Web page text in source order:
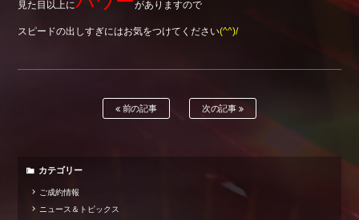
見た目以上に がありますので
スピードの出しすぎにはお気をつけてください(^^)/
前の記事 次の記事
カテゴリー
ご成約情報
ニュース＆トピックス